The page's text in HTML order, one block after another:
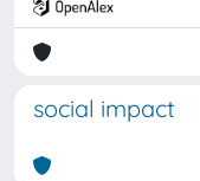
social impact